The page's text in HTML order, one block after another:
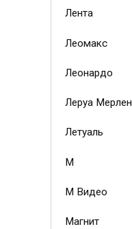
Лента
Леомакс
Леонардо
Леруа Мерлен
Летуаль
М
М Видео
Магнит